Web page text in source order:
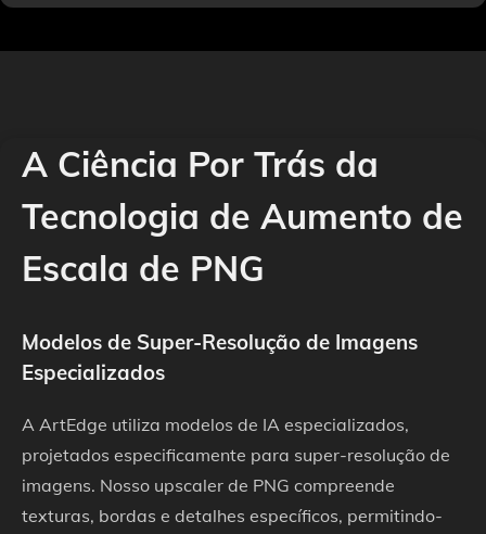
A Ciência Por Trás da
Tecnologia de Aumento de
Escala de PNG
Modelos de Super-Resolução de Imagens
Especializados
A ArtEdge utiliza modelos de IA especializados,
projetados especificamente para super-resolução de
imagens. Nosso upscaler de PNG compreende
texturas, bordas e detalhes específicos, permitindo-